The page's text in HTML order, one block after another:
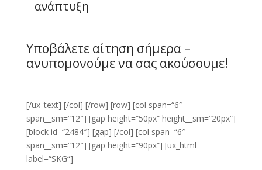
ανάπτυξη
Υποβάλετε αίτηση σήμερα –
ανυπομονούμε να σας ακούσουμε!
[/ux_text] [/col] [/row] [row] [col span=“6″
span__sm=“12″] [gap height=“50px“ height__sm=“20px“]
[block id=“2484″] [gap] [/col] [col span=“6″
span__sm=“12″] [gap height=“90px“] [ux_html
label=“SKG“]